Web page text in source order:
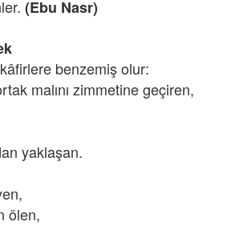
(Ebu Nasr)
benzemiş olur:
malını zimmetine geçiren,
yaklaşan.
ölen,